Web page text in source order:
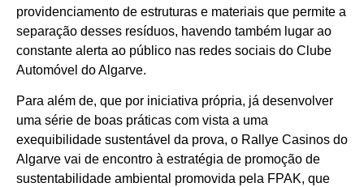
providenciamento de estruturas e materiais que permite a
separação desses resíduos, havendo também lugar ao
constante alerta ao público nas redes sociais do Clube
Automóvel do Algarve.
Para além de, que por iniciativa própria, já desenvolver
uma série de boas práticas com vista a uma
exequibilidade sustentável da prova, o Rallye Casinos do
Algarve vai de encontro à estratégia de promoção de
sustentabilidade ambiental promovida pela FPAK, que